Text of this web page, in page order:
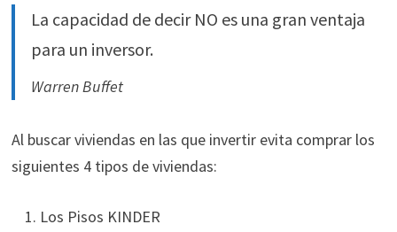
La capacidad de decir NO es una gran ventaja
para un inversor.
Warren Buffet
Al buscar viviendas en las que invertir evita comprar los
siguientes 4 tipos de viviendas:
Los Pisos KINDER
algunas
funcionalidades
desaparecerán
de la web.
Marketing
Al compartir tus
comportamiento